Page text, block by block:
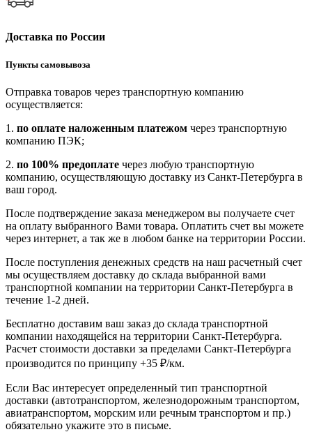
Доставка по России
Пункты самовывоза
Отправка товаров через транспортную компанию
осуществляется:
1. по оплате наложенным платежом через транспортную
компанию ПЭК;
2. по 100% предоплате через любую транспортную
компанию, осуществляющую доставку из Санкт-Петербурга в
ваш город.
После подтверждение заказа менеджером вы получаете счет
на оплату выбранного Вами товара. Оплатить счет вы можете
через интернет, а так же в любом банке на территории России.
После поступления денежных средств на наш расчетный счет
мы осуществляем доставку до склада выбранной вами
транспортной компании на территории Санкт-Петербурга в
течение 1-2 дней.
Бесплатно доставим ваш заказ до склада транспортной
компании находящейся на территории Санкт-Петербурга.
Расчет стоимости доставки за пределами Санкт-Петербурга
производится по принципу +35 ₽/км.
Если Вас интересует определенный тип транспортной
доставки (автотранспортом, железнодорожным транспортом,
авиатранспортом, морским или речным транспортом и пр.)
обязательно укажите это в письме.